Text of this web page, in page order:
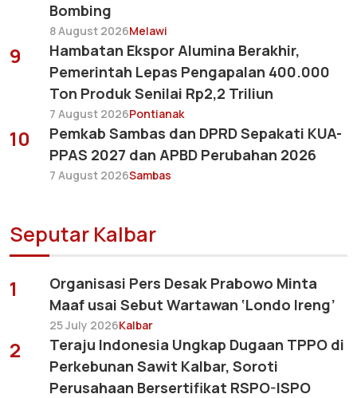
Bombing
8 August 2026Melawi
9
Hambatan Ekspor Alumina Berakhir,
Pemerintah Lepas Pengapalan 400.000
Ton Produk Senilai Rp2,2 Triliun
7 August 2026Pontianak
10
Pemkab Sambas dan DPRD Sepakati KUA-
PPAS 2027 dan APBD Perubahan 2026
7 August 2026Sambas
Seputar Kalbar
1
Organisasi Pers Desak Prabowo Minta
Maaf usai Sebut Wartawan ‘Londo Ireng’
25 July 2026Kalbar
2
Teraju Indonesia Ungkap Dugaan TPPO di
Perkebunan Sawit Kalbar, Soroti
Perusahaan Bersertifikat RSPO-ISPO